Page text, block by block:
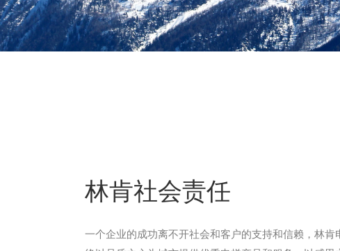
林肯社会责任
一个企业的成功离不开社会和客户的支持和信赖，林肯